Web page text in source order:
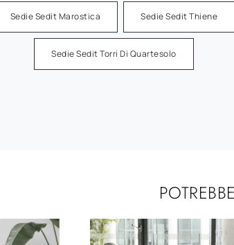
Sedie Sedit Marostica Sedie Sedit Thiene
Sedie Sedit Torri Di Quartesolo